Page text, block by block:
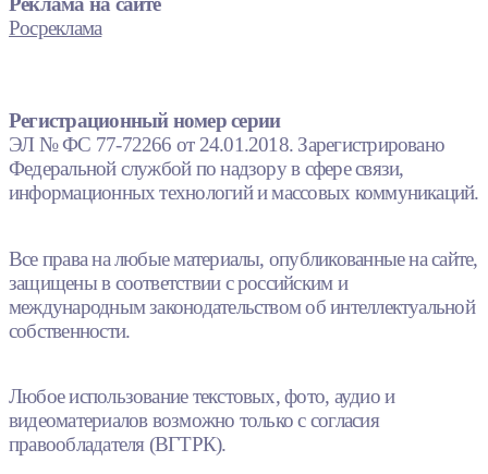
Росреклама
Регистрационный номер серии
ЭЛ № ФС 77-72266 от 24.01.2018. Зарегистрировано
Федеральной службой по надзору в сфере связи,
информационных технологий и массовых коммуникаций.
Все права на любые материалы, опубликованные на сайте,
защищены в соответствии с российским и
международным законодательством об интеллектуальной
собственности.
Любое использование текстовых, фото, аудио и
видеоматериалов возможно только с согласия
правообладателя (ВГТРК).